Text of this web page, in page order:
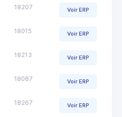
18207 Voir ERP
18015 Voir ERP
18213 Voir ERP
18087 Voir ERP
18267 Voir ERP